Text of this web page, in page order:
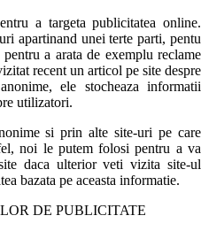
a targeta publicitatea online.
apartinand unei terte parti, pentu
a arata de exemplu reclame
recent un articol pe site despre
ele stocheaza informatii
utilizatori.
si prin alte site-uri pe care
noi le putem folosi pentru a va
daca ulterior veti vizita site-ul
bazata pe aceasta informatie.
DE PUBLICITATE